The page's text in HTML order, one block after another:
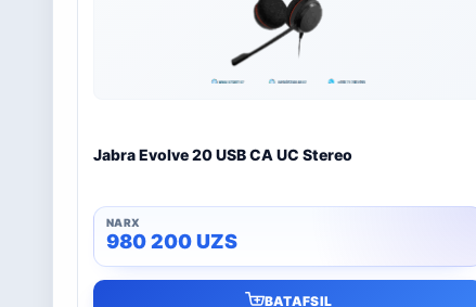
Jabra Evolve 20 USB CA UC Stereo
980 200UZS
BATAFSIL